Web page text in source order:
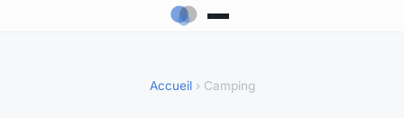
Accueil› Camping